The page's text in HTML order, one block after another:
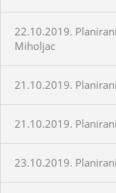
22.10.2019.
Miholjac
21.10.2019.
21.10.2019.
23.10.2019.